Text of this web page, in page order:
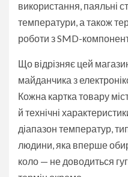
використання, паяльні
температури, а також
роботи з SMD-
Що відрізняє цей
майданчика з
Кожна картка товару
й технічні
діапазон температур,
людини, яка вперше
коло — не доводиться